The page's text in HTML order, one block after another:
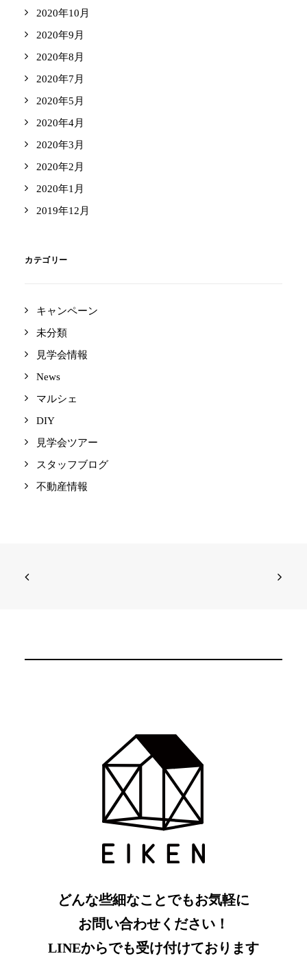
2020年10月
2020年9月
2020年8月
2020年7月
2020年5月
2020年4月
2020年3月
2020年2月
2020年1月
2019年12月
カテゴリー
キャンペーン
未分類
見学会情報
News
マルシェ
DIY
見学会ツアー
スタッフブログ
不動産情報
どんな些細なことでもお気軽に
お問い合わせください！
LINEからでも受け付けております